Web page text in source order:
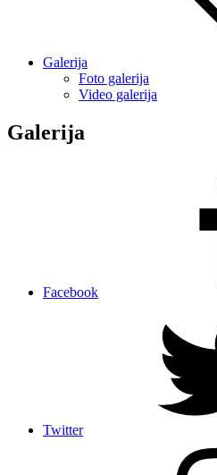
Galerija
Foto galerija
Video galerija
Galerija
Facebook
Twitter